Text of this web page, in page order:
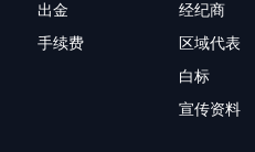
出金
手续费
经纪商
区域代表
白标
宣传资料